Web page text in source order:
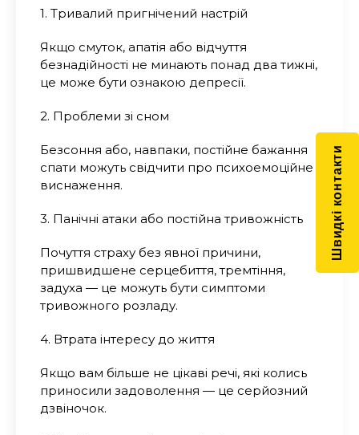
1. Тривалий пригнічений настрій
Якщо смуток, апатія або відчуття
безнадійності не минають понад два тижні,
це може бути ознакою депресії.
2. Проблеми зі сном
Безсоння або, навпаки, постійне бажання
спати можуть свідчити про психоемоційне
виснаження.
3. Панічні атаки або постійна тривожність
Почуття страху без явної причини,
пришвидшене серцебиття, тремтіння,
задуха — це можуть бути симптоми
тривожного розладу.
4. Втрата інтересу до життя
Якщо вам більше не цікаві речі, які колись
приносили задоволення — це серйозний
дзвіночок.
Швидкі контакти